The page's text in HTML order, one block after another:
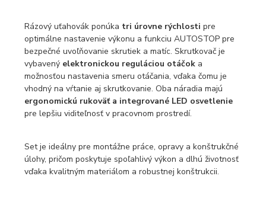
Rázový uťahovák ponúka tri úrovne rýchlosti pre
optimálne nastavenie výkonu a funkciu AUTOSTOP pre
bezpečné uvoľňovanie skrutiek a matíc. Skrutkovač je
vybavený elektronickou reguláciou otáčok a
možnosťou nastavenia smeru otáčania, vďaka čomu je
vhodný na vŕtanie aj skrutkovanie. Oba náradia majú
ergonomickú rukoväť a integrované LED osvetlenie
pre lepšiu viditeľnosť v pracovnom prostredí.
Set je ideálny pre montážne práce, opravy a konštrukčné
úlohy, pričom poskytuje spoľahlivý výkon a dlhú životnosť
vďaka kvalitným materiálom a robustnej konštrukcii.